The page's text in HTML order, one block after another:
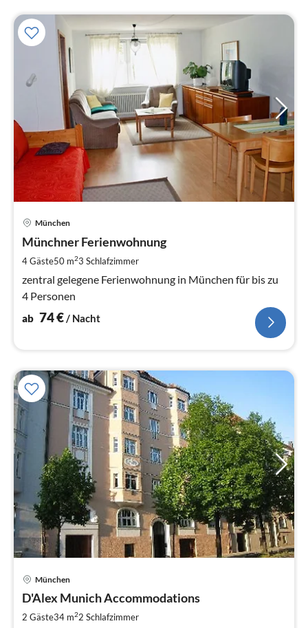
München
Münchner Ferienwohnung
4 Gäste50 m23 Schlafzimmer
zentral gelegene Ferienwohnung in München für bis zu
4 Personen
ab 74€/ Nacht
München
D'Alex Munich Accommodations
2 Gäste34 m22 Schlafzimmer